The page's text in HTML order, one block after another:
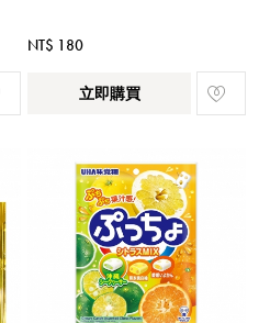
NT$ 180
立即購買